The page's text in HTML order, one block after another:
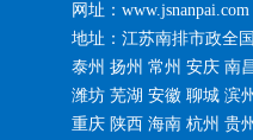
网址：www.jsnanpai.com
地址：江苏南排市政全
泰州 扬州 常州 安庆 南
潍坊 芜湖 安徽 聊城 滨
重庆 陕西 海南 杭州 贵